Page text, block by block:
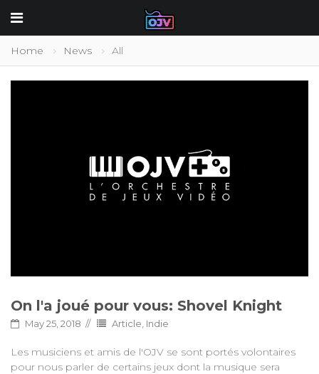
Home News All
On l'a joué pour vous: Shovel Knight
May 25, 2018 Article Indie
Les musiciens et amis de l'OJV se sont portés volontaires
pour nous parler de certains jeux dont la musique sera